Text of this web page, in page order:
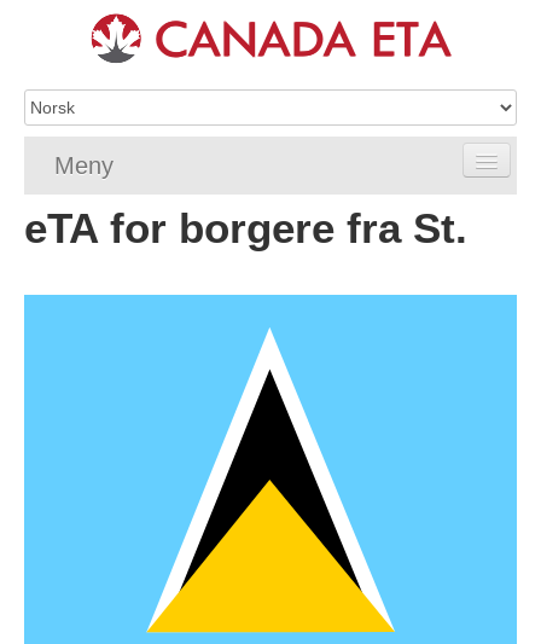
Meny
Home
Vanlige spørsmål om eTA
eTA for borgere fra St.